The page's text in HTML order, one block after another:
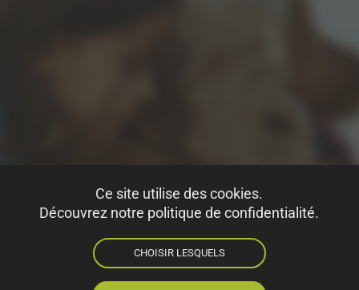
Ce site utilise des cookies.
Découvrez notre politique de confidentialité.
CHOISIR LESQUELS